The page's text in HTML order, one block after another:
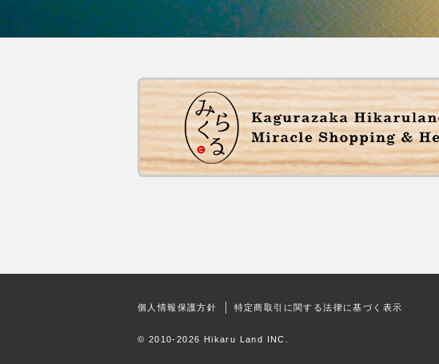
個人情報保護方針 特定商取引に関する法律に基づく表示
© 2010-2026 Hikaru Land INC.